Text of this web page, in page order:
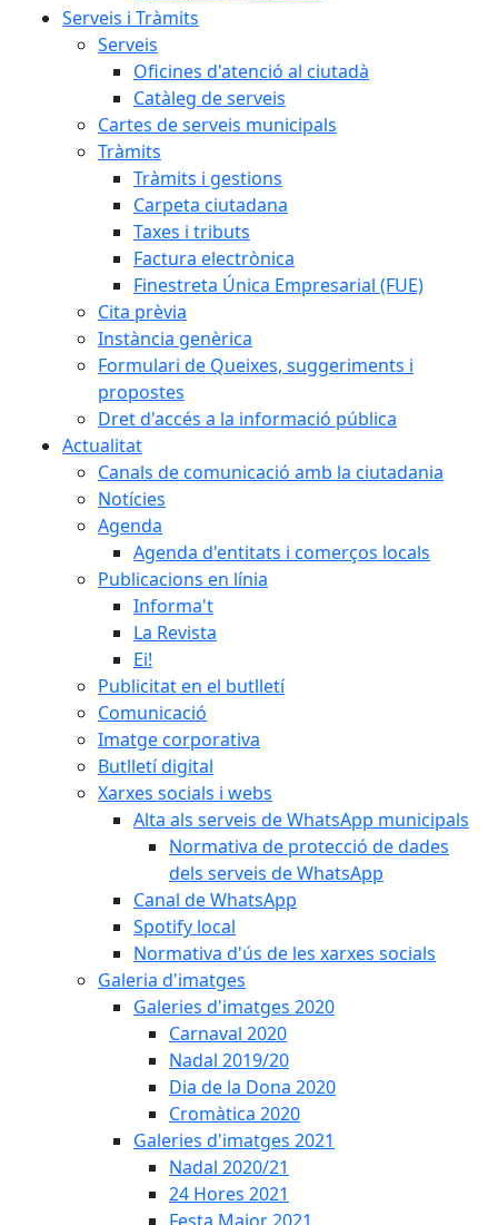
Serveis i Tràmits
Serveis
Oficines d'atenció al ciutadà
Catàleg de serveis
Cartes de serveis municipals
Tràmits
Tràmits i gestions
Carpeta ciutadana
Taxes i tributs
Factura electrònica
Finestreta Única Empresarial (FUE)
Cita prèvia
Instància genèrica
Formulari de Queixes, suggeriments i
propostes
Dret d'accés a la informació pública
Actualitat
Canals de comunicació amb la ciutadania
Notícies
Agenda
Agenda d'entitats i comerços locals
Publicacions en línia
Informa't
La Revista
Ei!
Publicitat en el butlletí
Comunicació
Imatge corporativa
Butlletí digital
Xarxes socials i webs
Alta als serveis de WhatsApp municipals
Normativa de protecció de dades
dels serveis de WhatsApp
Canal de WhatsApp
Spotify local
Normativa d'ús de les xarxes socials
Galeria d'imatges
Galeries d'imatges 2020
Carnaval 2020
Nadal 2019/20
Dia de la Dona 2020
Cromàtica 2020
Galeries d'imatges 2021
Nadal 2020/21
24 Hores 2021